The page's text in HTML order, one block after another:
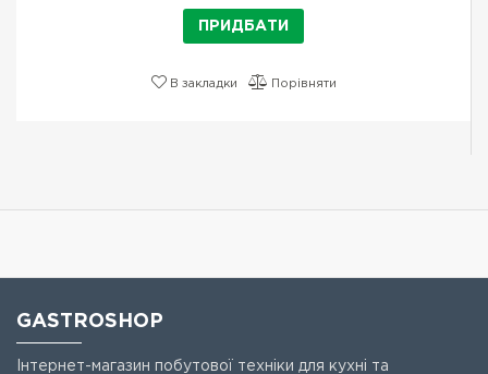
ПРИДБАТИ
В закладки Порівняти
GASTROSHOP
Інтернет-магазин побутової техніки для кухні та